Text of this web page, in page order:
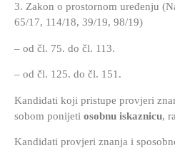
3. Zakon o prostornom uređenju
65/17, 114/18, 39/19, 98/19)
– od čl. 75. do čl. 113.
– od čl. 125. do čl. 151.
Kandidati koji pristupe provjeri
sobom ponijeti osobnu iskaznicu,
Kandidati provjeri znanja i